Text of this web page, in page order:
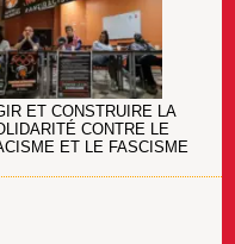
ET CONSTRUIRE LA
CONTRE LE
ET LE FASCISME